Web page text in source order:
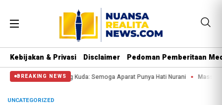
Kebijakan & Privasi Disclaimer Pedoman Pemberitaan
BREAKING NEWS
di Patung Kuda: Semoga Aparat Punya Hati Nurani Massa Reuni 212
UNCATEGORIZED